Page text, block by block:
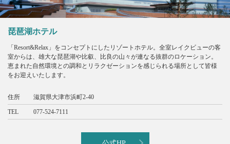
琵琶湖ホテル
「Resort&Relax」をコンセプトにしたリゾートホテル。全室レイクビューの客
室からは、雄大な琵琶湖や比叡、比良の山々が連なる抜群のロケーション。
恵まれた自然環境との調和とリラクゼーションを感じられる場所として皆様
をお迎えいたします。
住所 滋賀県大津市浜町2-40
TEL 077-524-7111